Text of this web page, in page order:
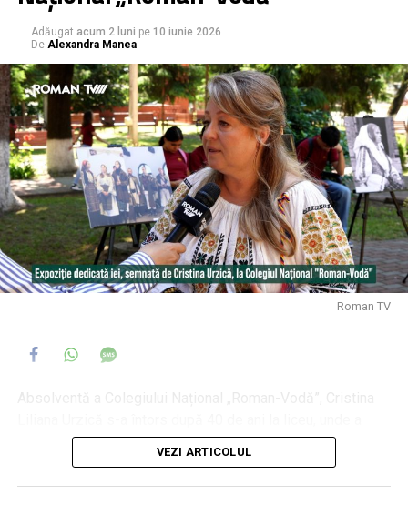
Adăugat acum 2 luni pe 10 iunie 2026
De Alexandra Manea
Roman TV
prezentat în fața noilor generații de romanvodiști o
expoziție dedicată iei, acest simbol care a devenit etalon
dincolo de granițele țării noastre.
VEZI ARTICOLUL